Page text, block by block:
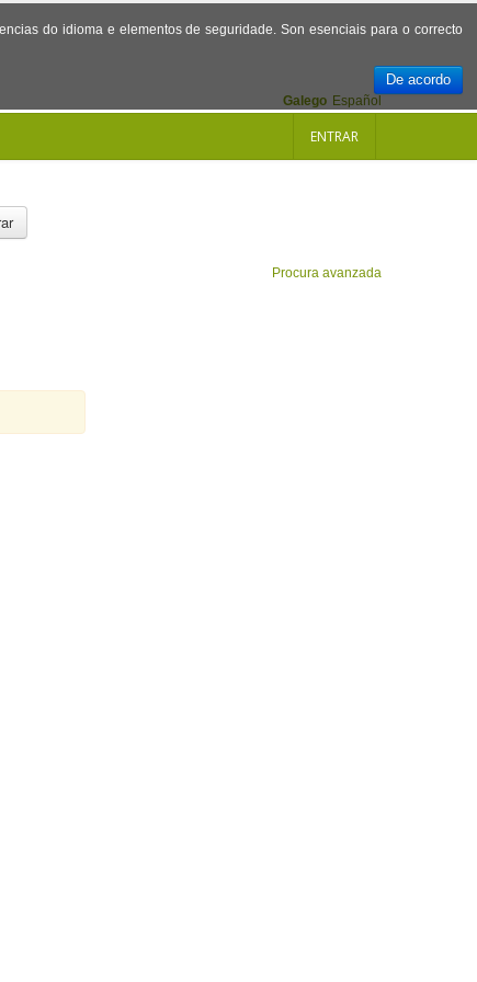
do idioma e elementos de seguridade. Son esenciais para o correcto
De acordo
Español
Galego
ENTRAR
Procura avanzada